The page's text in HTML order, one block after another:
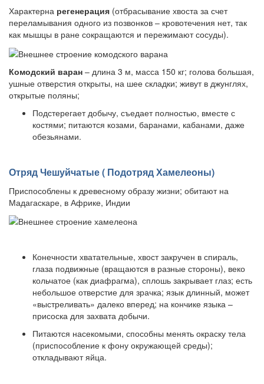
Характерна регенерация (отбрасывание хвоста за счет
переламывания одного из позвонков – кровотечения нет, так
как мышцы в ране сокращаются и пережимают сосуды).
Комодский варан – длина 3 м, масса 150 кг; голова большая,
ушные отверстия открыты, на шее складки; живут в джунглях,
открытые поляны;
Подстерегает добычу, съедает полностью, вместе с
костями; питаются козами, баранами, кабанами, даже
обезьянами.
Отряд Чешуйчатые ( Подотряд Хамелеоны)
Приспособлены к древесному образу жизни; обитают на
Мадагаскаре, в Африке, Индии
Конечности хватательные, хвост закручен в спираль,
глаза подвижные (вращаются в разные стороны), веко
кольчатое (как диафрагма), сплошь закрывает глаз; есть
небольшое отверстие для зрачка; язык длинный, может
«выстреливать» далеко вперед; на кончике языка –
присоска для захвата добычи.
Питаются насекомыми, способны менять окраску тела
(приспособление к фону окружающей среды);
откладывают яйца.